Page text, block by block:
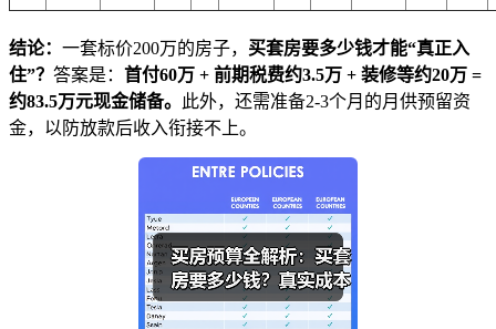
结论： 一套标价200万的房子， 买套房要多少钱才能“真正入
住”？ 答案是： 首付60万 + 前期税费约3.5万 + 装修等约20万 =
约83.5万元现金储备。
此外，还需准备2-3个月的月供预留资
金，以防放款后收入衔接不上。